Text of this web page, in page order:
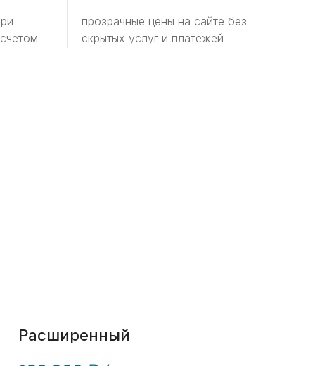
прозрачные цены на сайте без
скрытых услуг и платежей
Расширенный